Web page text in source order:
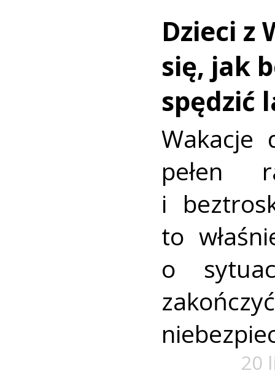
Dzieci z
się, jak
spędzić
Wakacje
pełen
i
to
o
20